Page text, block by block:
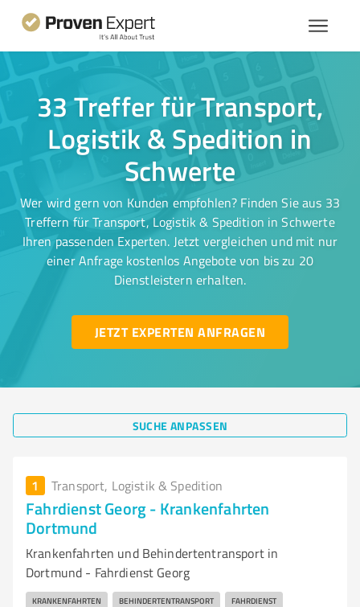
33 Treffer für Transport,
Logistik & Spedition in
Schwerte
Wer wird gern von Kunden empfohlen? Finden Sie aus 33
Treffern für Transport, Logistik & Spedition in Schwerte
Ihren passenden Experten. Jetzt vergleichen und mit nur
einer Anfrage kostenlos Angebote von bis zu 20
Dienstleistern erhalten.
JETZT EXPERTEN ANFRAGEN
SUCHE ANPASSEN
1 Transport, Logistik & Spedition
Fahrdienst Georg - Krankenfahrten
Dortmund
Krankenfahrten und Behindertentransport in
Dortmund - Fahrdienst Georg
KRANKENFAHRTEN BEHINDERTENTRANSPORT FAHRDIENST